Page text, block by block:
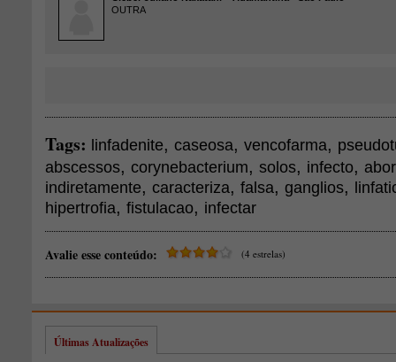
OUTRA
Tags: linfadenite, caseosa, vencofarma,
abscessos, corynebacterium, solos, infecto,
indiretamente, caracteriza, falsa, ganglios,
hipertrofia, fistulacao, infectar
Avalie esse conteúdo: (4 estrelas)
Últimas Atualizações